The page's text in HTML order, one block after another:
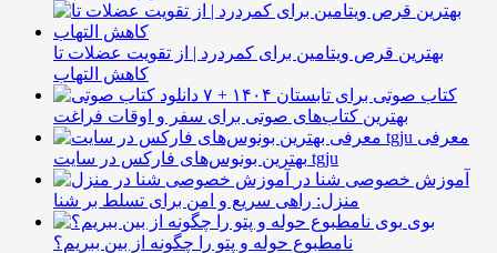
بهترین قرص ویتامین برای کمردرد | از تقویت عضلات تا
کاهش التهاب
۷ کتاب صوتی برای تابستان ۱۴۰۴ +
بهترین کتاب‌های صوتی برای سفر و اوقات فراغت
معرفی
بهترین بونوس‌های فارکس در سایت tgju
آموزش خصوصی شنا در
منزل: راهی سریع و امن برای تسلط بر شنا
بوی
نامطبوع حوله و پتو را چگونه از بین ببریم؟